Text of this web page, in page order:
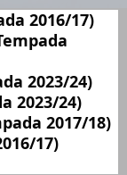
2016/17)
2023/24)
2023/24)
2017/18)
17)